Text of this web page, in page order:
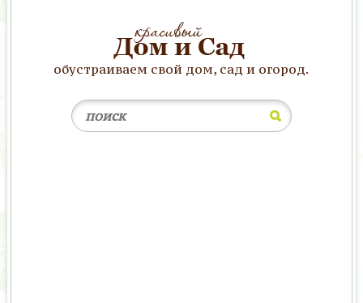
обустраиваем свой дом, сад и огород.